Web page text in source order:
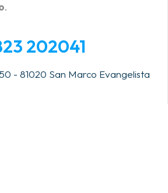
.
202041
- 81020 San Marco Evangelista